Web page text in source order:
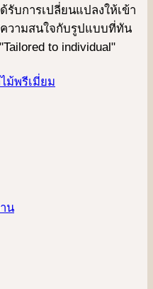
รับการเปลี่ยนแปลงให้เข้า
วามสนใจกับรูปแบบที่ทัน
to individual"
ม้พรีเมี่ยม
น